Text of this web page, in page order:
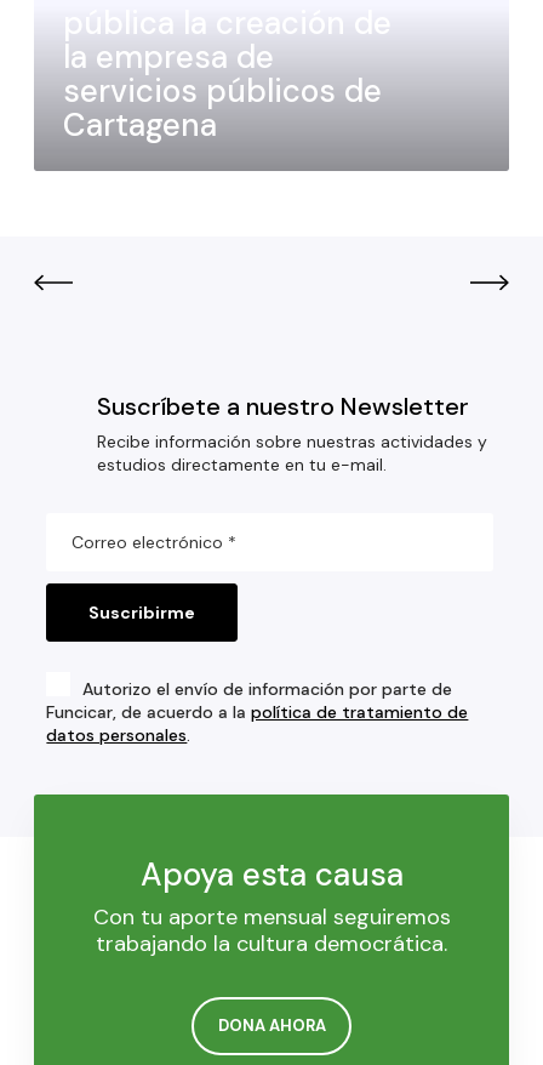
pública la creación de
la empresa de
servicios públicos de
Cartagena
Suscríbete a nuestro Newsletter
Recibe información sobre nuestras actividades y
estudios directamente en tu e-mail.
Autorizo el envío de información por parte de
Funcicar, de acuerdo a lapolítica de tratamiento de
datos personales.
Apoya esta causa
Con tu aporte mensual seguiremos
trabajando la cultura democrática.
DONA AHORA